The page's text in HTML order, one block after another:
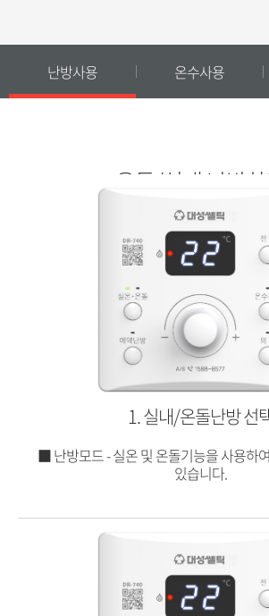
난방사용 온수사용
온돌/실내 난방
1. 실내/온돌난방 선
■ 난방모드 - 실온 및 온돌기능을 사용하
있습니다.